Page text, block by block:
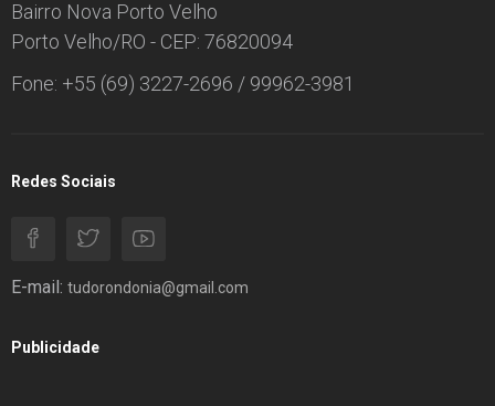
Bairro Nova Porto Velho
Porto Velho/RO - CEP: 76820094
Fone: +55 (69) 3227-2696 / 99962-3981
Redes Sociais
E-mail: tudorondonia@gmail.com
Publicidade